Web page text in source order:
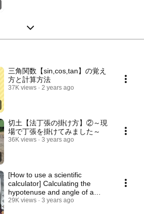
三角関数【sin,cos,tan】の覚え
方と計算方法
37K views 2 years ago
切土【法丁張の掛け方】②～現
場で丁張を掛けてみました～
36K views 3 years ago
[How to use a scientific
calculator] Calculating the
hypotenuse and angle of a
right triangle usi...
29K views 3 years ago